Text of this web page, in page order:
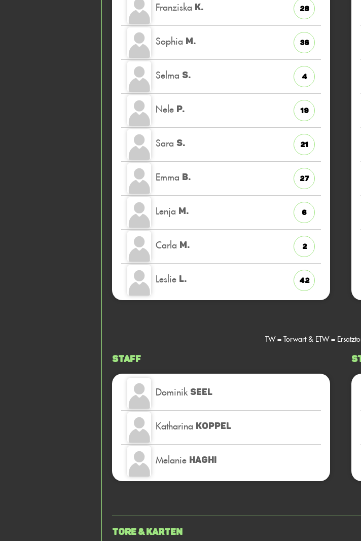
Franziska K. 28
Sophia M. 36
Selma S. 4
Nele P. 19
Sara S. 21
Emma B. 27
Lenja M. 6
Carla M. 2
Leslie L. 42
TW = Torwart & ETW =
Staff
Dominik SEEL
Katharina KOPPEL
Melanie HAGHI
Tore & Karten